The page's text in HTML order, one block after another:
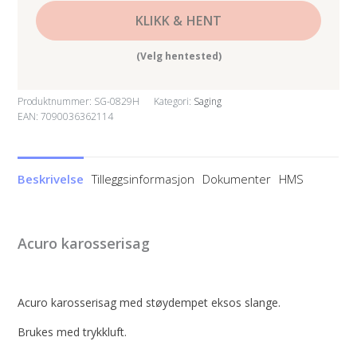
KLIKK & HENT
(Velg hentested)
Produktnummer: SG-0829H Kategori: Saging
EAN: 7090036362114
Beskrivelse Tilleggsinformasjon Dokumenter HMS
Acuro karosserisag
Acuro karosserisag med støydempet eksos slange.
Brukes med trykkluft.